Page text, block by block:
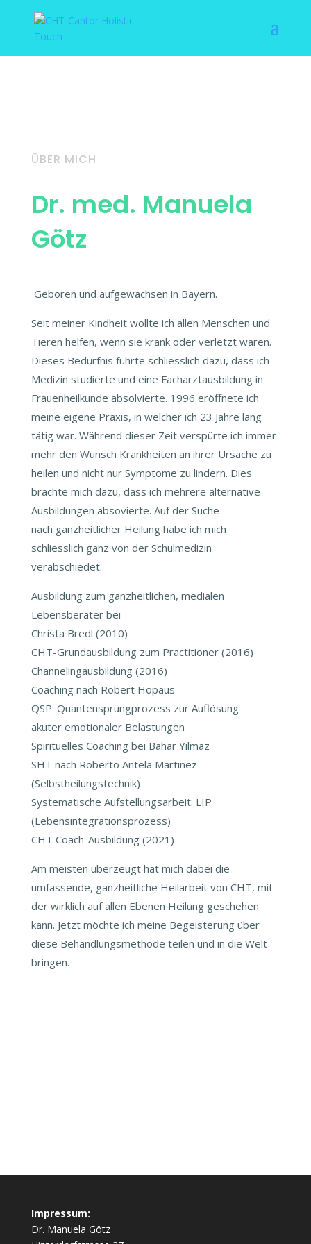
ÜBER MICH
Dr. med. Manuela
Götz
Geboren und aufgewachsen in Bayern.
Seit meiner Kindheit wollte ich allen Menschen und
Tieren helfen, wenn sie krank oder verletzt waren.
Dieses Bedürfnis führte schliesslich dazu, dass ich
Medizin studierte und eine Facharztausbildung in
Frauenheilkunde absolvierte. 1996 eröffnete ich
meine eigene Praxis, in welcher ich 23 Jahre lang
tätig war. Während dieser Zeit verspürte ich immer
mehr den Wunsch Krankheiten an ihrer Ursache zu
heilen und nicht nur Symptome zu lindern. Dies
brachte mich dazu, dass ich mehrere alternative
Ausbildungen absovierte. Auf der Suche
nach ganzheitlicher Heilung habe ich mich
schliesslich ganz von der Schulmedizin
verabschiedet.
Ausbildung zum ganzheitlichen, medialen
Lebensberater bei
Christa Bredl (2010)
CHT-Grundausbildung zum Practitioner (2016)
Channelingausbildung (2016)
Coaching nach Robert Hopaus
QSP: Quantensprungprozess zur Auflösung
akuter emotionaler Belastungen
Spirituelles Coaching bei Bahar Yilmaz
SHT nach Roberto Antela Martinez
(Selbstheilungstechnik)
Systematische Aufstellungsarbeit: LIP
(Lebensintegrationsprozess)
CHT Coach-Ausbildung (2021)
Am meisten überzeugt hat mich dabei die
umfassende, ganzheitliche Heilarbeit von CHT, mit
der wirklich auf allen Ebenen Heilung geschehen
kann. Jetzt möchte ich meine Begeisterung über
diese Behandlungsmethode teilen und in die Welt
bringen.
Impressum:
Dr. Manuela Götz